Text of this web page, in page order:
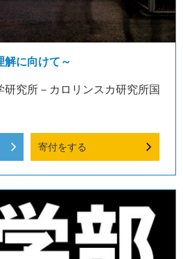
解に向けて～
究所－カロリンスカ研究所国
寄付をする